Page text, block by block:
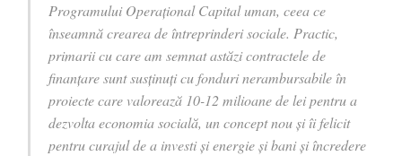
Programului Operaţional Capital uman, ceea ce
înseamnă crearea de întreprinderi sociale. Practic,
primarii cu care am semnat astăzi contractele de
finanţare sunt susţinuţi cu fonduri nerambursabile în
proiecte care valorează 10-12 milioane de lei pentru a
dezvolta economia socială, un concept nou şi îi felicit
pentru curajul de a investi şi energie şi bani şi încredere